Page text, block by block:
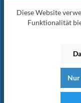
for å holde
Diese Website
Funktionalität
Nur